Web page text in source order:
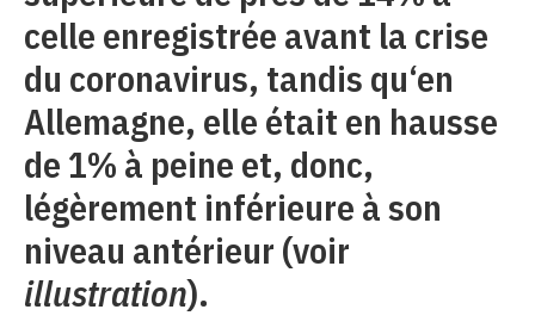
celle enregistrée avant la crise
du coronavirus, tandis qu‘en
Allemagne, elle était en hausse
de 1% à peine et, donc,
légèrement inférieure à son
niveau antérieur (voir
illustration).